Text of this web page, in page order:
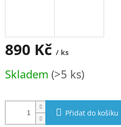
890 Kč / ks
cena:
Skladem (>5 ks)
Přidat do košíku